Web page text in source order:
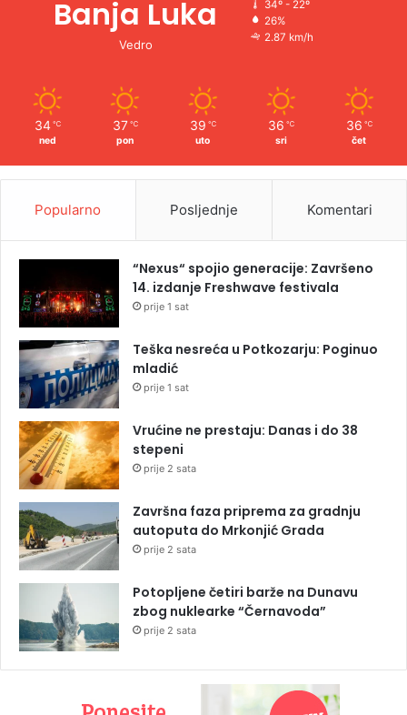
Banja Luka
Vedro
34º - 22º
26%
2.87 km/h
34 ℃
ned
37 ℃
pon
39 ℃
uto
36 ℃
sri
36 ℃
čet
Popularno Posljednje Komentari
“Nexus“ spojio generacije: Završeno
14. izdanje Freshwave festivala
prije 1 sat
Teška nesreća u Potkozarju: Poginuo
mladić
prije 1 sat
Vrućine ne prestaju: Danas i do 38
stepeni
prije 2 sata
Završna faza priprema za gradnju
autoputa do Mrkonjić Grada
prije 2 sata
Potopljene četiri barže na Dunavu
zbog nuklearke “Černavoda”
prije 2 sata